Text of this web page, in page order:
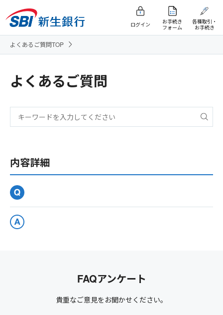
ログイン
お手続き
フォーム
各種取引・
お手続き
よくあるご質問TOP
よくあるご質問
内容詳細
FAQアンケート
貴重なご意見をお聞かせください。